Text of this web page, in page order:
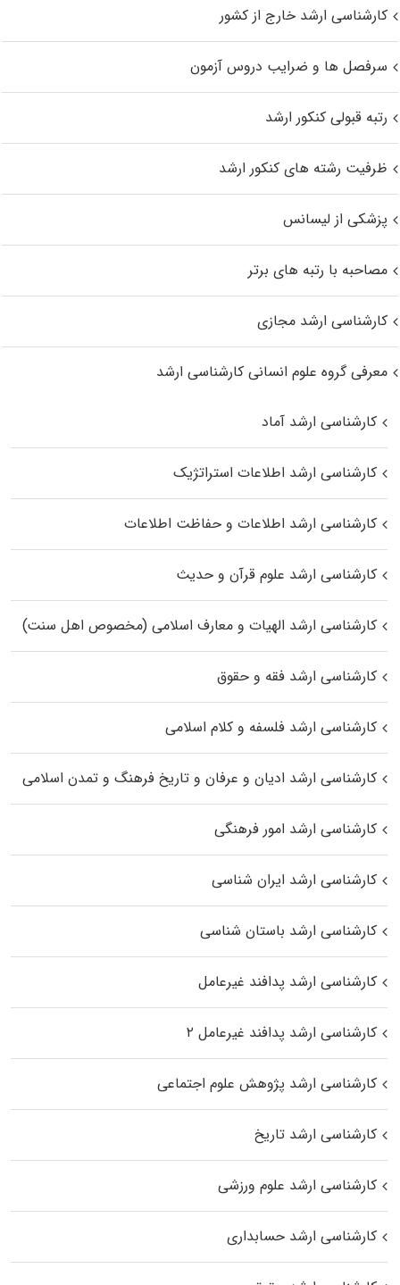
کارشناسی ارشد خارج از کشور
سرفصل ها و ضرایب دروس آزمون
رتبه قبولی کنکور ارشد
ظرفیت رشته های کنکور ارشد
پزشکی از لیسانس
مصاحبه با رتبه های برتر
کارشناسی ارشد مجازی
معرفی گروه علوم انسانی کارشناسی ارشد
کارشناسی ارشد آماد
کارشناسی ارشد اطلاعات استراتژیک
کارشناسی ارشد اطلاعات و حفاظت اطلاعات
کارشناسی ارشد علوم قرآن و حدیث
کارشناسی ارشد الهیات و معارف اسلامی (مخصوص اهل سنت)
کارشناسی ارشد فقه و حقوق
کارشناسی ارشد فلسفه و کلام اسلامی
کارشناسی ارشد ادیان و عرفان و تاریخ فرهنگ و تمدن اسلامی
کارشناسی ارشد امور فرهنگی
کارشناسی ارشد ایران شناسی
کارشناسی ارشد باستان شناسی
کارشناسی ارشد پدافند غیرعامل
کارشناسی ارشد پدافند غیرعامل ۲
کارشناسی ارشد پژوهش علوم اجتماعی
کارشناسی ارشد تاریخ
کارشناسی ارشد علوم ورزشی
کارشناسی ارشد حسابداری